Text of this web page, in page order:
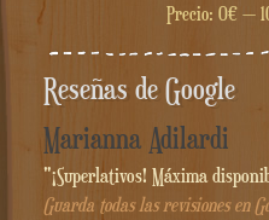
Precio: 0€—
Reseñas de Google
Marianna Adilardi
"¡Superlativos! Máxima
Guarda todas las revisiones en